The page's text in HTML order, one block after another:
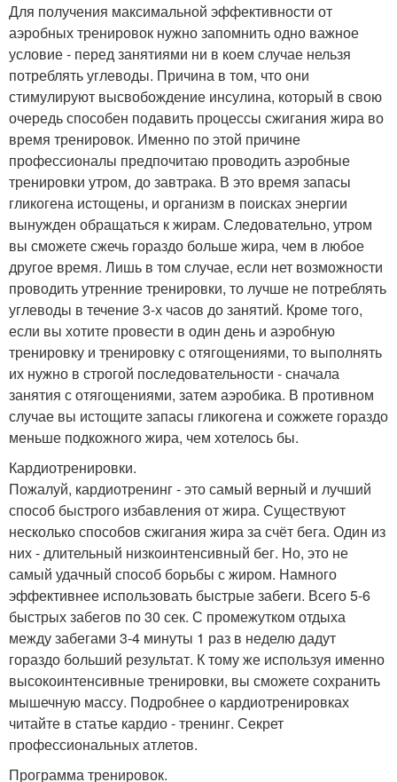
Для получения максимальной эффективности от
аэробных тренировок нужно запомнить одно важное
условие - перед занятиями ни в коем случае нельзя
потреблять углеводы. Причина в том, что они
стимулируют высвобождение инсулина, который в свою
очередь способен подавить процессы сжигания жира во
время тренировок. Именно по этой причине
профессионалы предпочитаю проводить аэробные
тренировки утром, до завтрака. В это время запасы
гликогена истощены, и организм в поисках энергии
вынужден обращаться к жирам. Следовательно, утром
вы сможете сжечь гораздо больше жира, чем в любое
другое время. Лишь в том случае, если нет возможности
проводить утренние тренировки, то лучше не потреблять
углеводы в течение 3-х часов до занятий. Кроме того,
если вы хотите провести в один день и аэробную
тренировку и тренировку с отягощениями, то выполнять
их нужно в строгой последовательности - сначала
занятия с отягощениями, затем аэробика. В противном
случае вы истощите запасы гликогена и сожжете гораздо
меньше подкожного жира, чем хотелось бы.
Кардиотренировки.
Пожалуй, кардиотренинг - это самый верный и лучший
способ быстрого избавления от жира. Существуют
несколько способов сжигания жира за счёт бега. Один из
них - длительный низкоинтенсивный бег. Но, это не
самый удачный способ борьбы с жиром. Намного
эффективнее использовать быстрые забеги. Всего 5-6
быстрых забегов по 30 сек. С промежутком отдыха
между забегами 3-4 минуты 1 раз в неделю дадут
гораздо больший результат. К тому же используя именно
высокоинтенсивные тренировки, вы сможете сохранить
мышечную массу. Подробнее о кардиотренировках
читайте в статье кардио - тренинг. Секрет
профессиональных атлетов.
Программа тренировок.